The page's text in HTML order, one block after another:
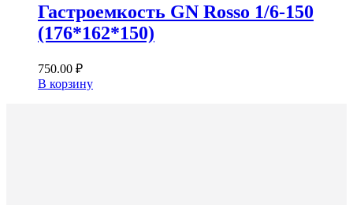
Гастроемкость GN Rosso 1/6-150
(176*162*150)
750.00 ₽
В корзину